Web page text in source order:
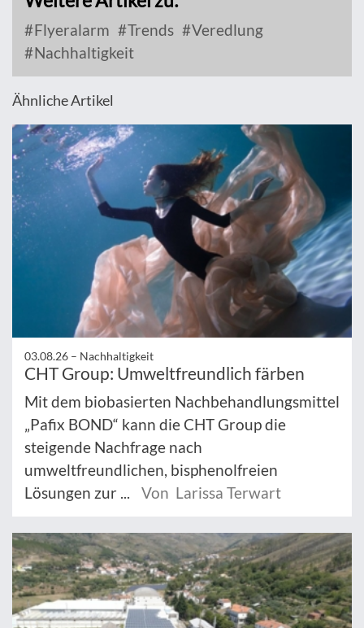
Flyeralarm Trends
Veredlung
Nachhaltigkeit
Ähnliche Artikel
03.08.26 – Nachhaltigkeit
CHT Group: Umweltfreundlich färben
Mit dem biobasierten Nachbehandlungsmittel
„Pafix BOND“ kann die CHT Group die
steigende Nachfrage nach
umweltfreundlichen, bisphenolfreien
Lösungen zur ...
Von Larissa Terwart